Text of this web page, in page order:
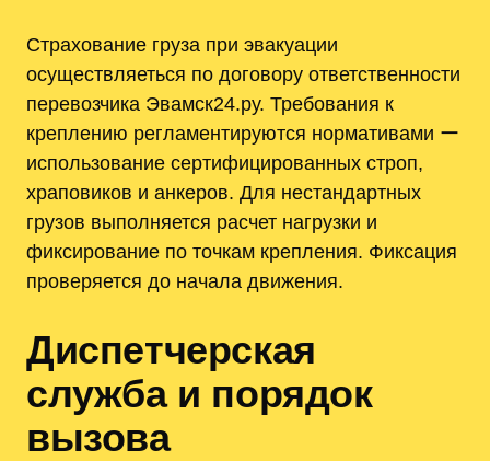
Страхование груза при эвакуации
осуществляеться по договору ответственности
перевозчика Эвамск24.ру. Требования к
креплению регламентируются нормативами ー
использование сертифицированных строп,
храповиков и анкеров. Для нестандартных
грузов выполняется расчет нагрузки и
фиксирование по точкам крепления. Фиксация
проверяется до начала движения.
Диспетчерская
служба и порядок
вызова